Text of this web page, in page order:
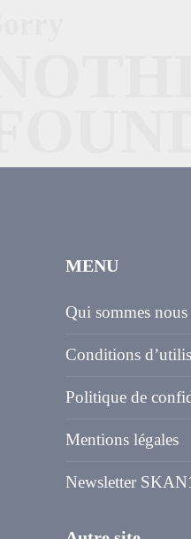
MENU
Qui sommes nous
Conditions
Politique de
Mentions légales
Newsletter